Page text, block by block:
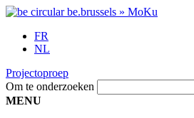
FR
NL
Projectoproep
Om te onderzoeken
MENU